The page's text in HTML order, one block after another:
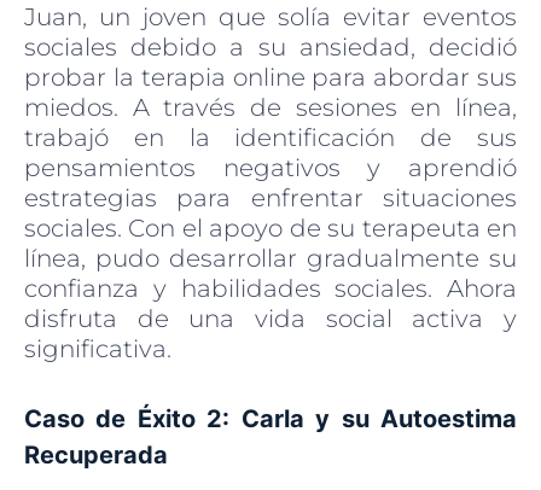
Juan, un joven que solía evitar eventos
sociales debido a su ansiedad, decidió
probar la terapia online para abordar sus
miedos. A través de sesiones en línea,
trabajó en la identificación de sus
pensamientos negativos y aprendió
estrategias para enfrentar situaciones
sociales. Con el apoyo de su terapeuta en
línea, pudo desarrollar gradualmente su
confianza y habilidades sociales. Ahora
disfruta de una vida social activa y
significativa.
Caso de Éxito 2: Carla y su Autoestima
Recuperada